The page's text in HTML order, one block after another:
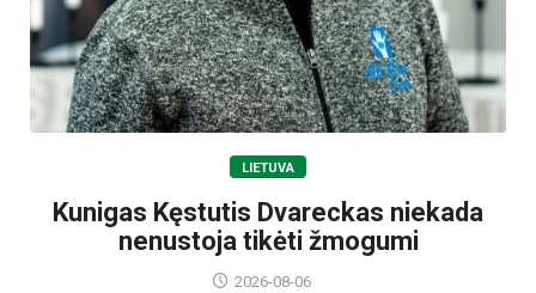
LIETUVA
Kunigas Kęstutis Dvareckas niekada
nenustoja tikėti žmogumi
2026-08-06